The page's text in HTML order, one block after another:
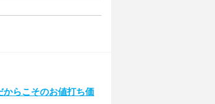
からこそのお値打ち価